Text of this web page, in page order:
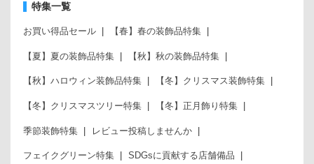
特集一覧
お買い得品セール 【春】春の装飾品特集
【夏】夏の装飾品特集 【秋】秋の装飾品特集
【秋】ハロウィン装飾品特集 【冬】クリスマス装飾特集
【冬】クリスマスツリー特集 【冬】正月飾り特集
季節装飾特集 レビュー投稿しませんか
フェイクグリーン特集 SDGsに貢献する店舗備品